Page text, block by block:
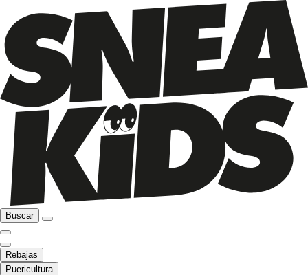
Buscar
Rebajas
Puericultura